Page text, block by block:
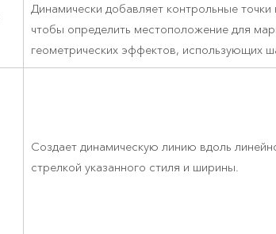
Динамически добавляет контрольные точки
чтобы определить местоположение для
геометрических эффектов, использующих
Создает динамическую линию вдоль
стрелкой указанного стиля и ширины.